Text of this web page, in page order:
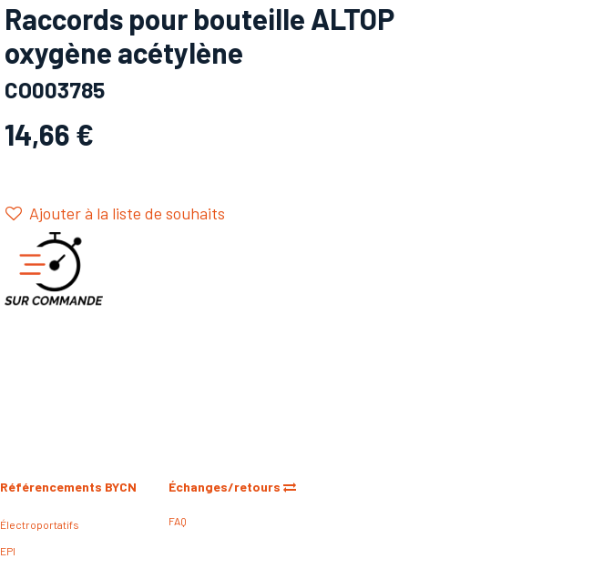
Raccords pour bouteille ALTOP
oxygène acétylène
CO003785
14,66 €
Ajouter à la liste de souhaits
Échanges/retours
FAQ
Référencements BYCN
Électroportatifs
EPI